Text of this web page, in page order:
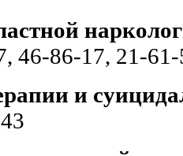
46-86-17, 21-
и